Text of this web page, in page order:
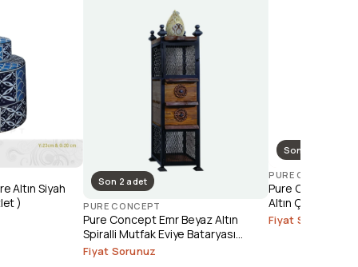
Altın Siyah
)
Son 2 adet
PURE CONCEPT
Pure Concept Emr Beyaz Altın
Spiralli Mutfak Eviye Bataryası
(Outlet)
Fiyat Sorunuz
Son 1 adet
PURE CONCEPT
Pure Concept
Altın Çanak
(Outlet)
Fiyat Sorunuz